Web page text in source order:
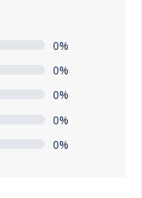
0%
0%
0%
0%
0%